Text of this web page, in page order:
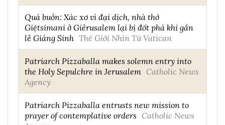
Quá buồn: Xác xơ vì đại dịch, nhà thờ
Giệtsimani ở Giêrusalem lại bị đốt phá khi gần
lễ Giáng Sinh Thế Giới Nhìn Từ Vatican
Patriarch Pizzaballa makes solemn entry into
the Holy Sepulchre in Jerusalem Catholic News
Agency
Patriarch Pizzaballa entrusts new mission to
prayer of contemplative orders Catholic News